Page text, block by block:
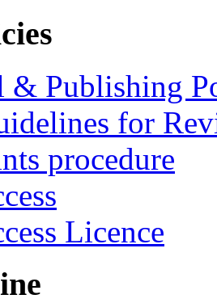
& Publishing
for
procedure
Licence